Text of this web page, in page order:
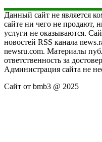
Данный сайт не является
сайте ни чего не продают,
услуги не оказываются.
новостей RSS канала
newsru.com. Материалы
ответственность за
Администрация сайта не
Сайт от bmb3 @ 2025